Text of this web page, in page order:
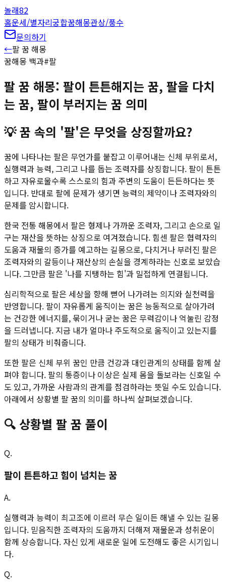
놀래82
홈운세/별자리궁합꿈해몽관상/풍수
문의하기
←팔꿈 해몽
꿈해몽 백과#팔
팔 꿈 해몽: 팔이 튼튼해지는 꿈, 팔을 다치
는 꿈, 팔이 부러지는 꿈 의미
💡꿈 속의 '팔'은 무엇을 상징할까요?
꿈에 나타나는 팔은 무언가를 붙잡고 이루어내는 신체 부위로서,
실행력과 능력, 그리고 나를 돕는 조력자를 상징합니다. 팔이 튼튼
하고 자유로울수록 스스로의 힘과 주변의 도움이 든든하다는 뜻
입니다. 반대로 팔에 문제가 생기면 능력의 제약이나 조력자와의
문제를 암시합니다.
한국 전통 해몽에서 팔은 형제나 가까운 조력자, 그리고 손으로 일
구는 재산을 뜻하는 상징으로 여겨졌습니다. 힘센 팔은 협력자의
도움과 재물의 증가를 예고하는 길몽으로, 다치거나 부러진 팔은
조력자와의 갈등이나 재산상의 손실을 경계하라는 신호로 보았습
니다. 그만큼 팔은 '나를 지탱하는 힘'과 밀접하게 연결됩니다.
심리학적으로 팔은 세상을 향해 뻗어 나가려는 의지와 실천력을
반영합니다. 팔이 자유롭게 움직이는 꿈은 능동적으로 살아가려
는 건강한 에너지를, 묶이거나 굳는 꿈은 무력감이나 억눌린 감정
을 드러냅니다. 지금 내가 얼마나 주도적으로 움직이고 있는지를
팔의 상태가 비춰줍니다.
또한 팔은 신체 부위 꿈인 만큼 건강과 대인관계의 상태를 함께 살
펴야 합니다. 팔의 통증이나 이상은 실제 몸을 돌보라는 신호일 수
도 있고, 가까운 사람과의 관계를 점검하라는 뜻일 수도 있습니다.
아래에서 상황별 팔 꿈의 의미를 하나씩 살펴보겠습니다.
🔍 상황별 팔 꿈 풀이
Q.
팔이 튼튼하고 힘이 넘치는 꿈
A.
실행력과 능력이 최고조에 이르러 무슨 일이든 해낼 수 있는 길몽
입니다. 믿음직한 조력자의 도움까지 더해져 재물운과 성취운이
함께 상승합니다. 자신 있게 새로운 일에 도전해도 좋은 시기입니
다.
Q.